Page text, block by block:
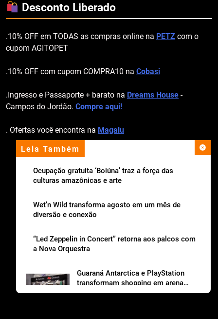
Leia Também
Ocupação gratuita ‘Boiúna’ traz a força das
culturas amazônicas e arte
Wet’n Wild transforma agosto em um mês de
diversão e conexão
“Led Zeppelin in Concert” retorna aos palcos com
a Nova Orquestra
Guaraná Antarctica e PlayStation
transformam shopping em arena
gamer gratuita
Desconto Liberado
.10% OFF em TODAS as compras online na PETZ com o
cupom AGITOPET
.10% OFF com cupom COMPRA10 na Cobasi
.Ingresso e Passaporte + barato na Dreams House -
Campos do Jordão. Compre aqui!
. Ofertas você encontra na Magalu
apoio institucional